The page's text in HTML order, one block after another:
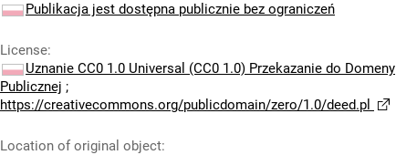
Publikacja jest dostępna publicznie bez ograniczeń
License:
Uznanie CC0 1.0 Universal (CC0 1.0) Przekazanie do Domeny
Publicznej ;
https://creativecommons.org/publicdomain/zero/1.0/deed.pl
Location of original object: